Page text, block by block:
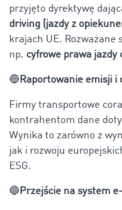
przyjęto dyrektywę
driving (jazdy z
krajach UE. Rozważane
np. cyfrowe prawa jazdy
🔵 Raportowanie emisji i
Firmy transportowe
kontrahentom dane
Wynika to zarówno z
jak i rozwoju
ESG.
🔵 Przejście na system